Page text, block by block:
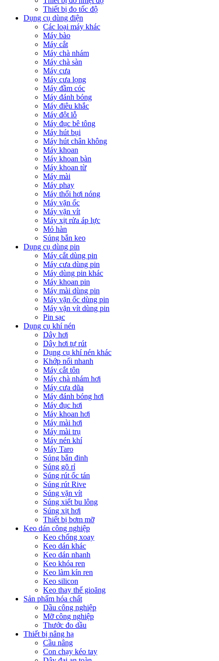
Thiết bị đo tốc độ
Dụng cụ dùng điện
Các loại máy khác
Máy bào
Máy cắt
Máy chà nhám
Máy chà sàn
Máy cưa
Máy cưa lọng
Máy đầm cóc
Máy đánh bóng
Máy điêu khắc
Máy đột lỗ
Máy đục bê tông
Máy hút bụi
Máy hút chân không
Máy khoan
Máy khoan bàn
Máy khoan từ
Máy mài
Máy phay
Máy thổi hơi nóng
Máy vặn ốc
Máy vặn vít
Máy xịt rửa áp lực
Mỏ hàn
Súng bắn keo
Dụng cụ dùng pin
Máy cắt dùng pin
Máy cưa dùng pin
Máy dùng pin khác
Máy khoan pin
Máy mài dùng pin
Máy vặn ốc dùng pin
Máy vặn vít dùng pin
Pin sạc
Dụng cụ khí nén
Dây hơi
Dây hơi tự rút
Dụng cụ khí nén khác
Khớp nối nhanh
Máy cắt tôn
Máy chà nhám hơi
Máy cưa dũa
Máy đánh bóng hơi
Máy đục hơi
Máy khoan hơi
Máy mài hơi
Máy mài trụ
Máy nén khí
Máy Taro
Súng bắn đinh
Súng gõ rỉ
Súng rút ốc tán
Súng rút Rive
Súng vặn vít
Súng xiết bu lông
Súng xịt hơi
Thiết bị bơm mỡ
Keo dán công nghiệp
Keo chống xoay
Keo dán khác
Keo dán nhanh
Keo khóa ren
Keo làm kín ren
Keo silicon
Keo thay thế gioăng
Sản phẩm hóa chất
Dầu công nghiệp
Mỡ công nghiệp
Thước đo dầu
Thiết bị nâng hạ
Cầu nâng
Con chạy kéo tay